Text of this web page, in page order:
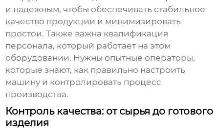
и надежным, чтобы обеспечивать стабильное
качество продукции и минимизировать
простои. Также важна квалификация
персонала, который работает на этом
оборудовании. Нужны опытные операторы,
которые знают, как правильно настроить
машину и контролировать процесс
производства.
Контроль качества: от сырья до готового
изделия